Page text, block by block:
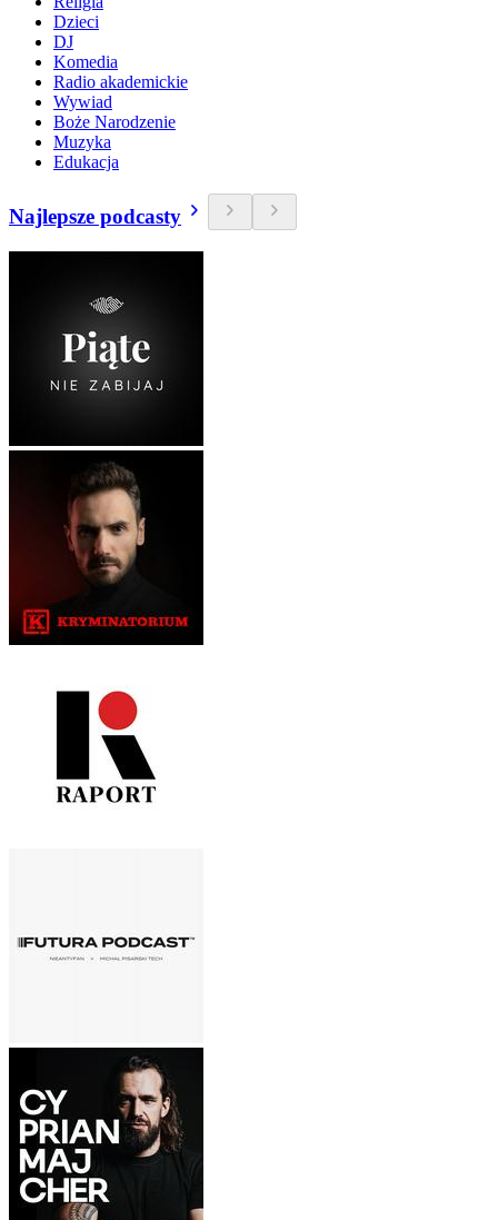
Dzieci
DJ
Komedia
Radio akademickie
Wywiad
Boże Narodzenie
Muzyka
Edukacja
Najlepsze podcasty